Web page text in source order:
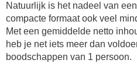
Natuurlijk is het nadeel van
compacte formaat ook veel
Met een gemiddelde netto
heb je net iets meer dan
boodschappen van 1 persoon.